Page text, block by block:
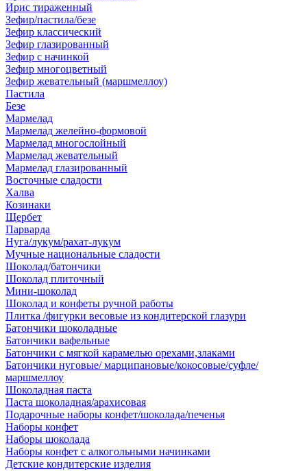
Ирис тираженный
Зефир/пастила/безе
Зефир классический
Зефир глазированный
Зефир с начинкой
Зефир многоцветный
Зефир жевательный (маршмеллоу)
Пастила
Безе
Мармелад
Мармелад желейно-формовой
Мармелад многослойный
Мармелад жевательный
Мармелад глазированный
Восточные сладости
Халва
Козинаки
Щербет
Парварда
Нуга/лукум/рахат-лукум
Мучные национальные сладости
Шоколад/батончики
Шоколад плиточный
Мини-шоколад
Шоколад и конфеты ручной работы
Плитка /фигурки весовые из кондитерской глазури
Батончики шоколадные
Батончики вафельные
Батончики с мягкой карамелью орехами,злаками
Батончики нуговые/ марципановые/кокосовые/суфле/
маршмеллоу
Шоколадная паста
Паста шоколадная/арахисовая
Подарочные наборы конфет/шоколада/печенья
Наборы конфет
Наборы шоколада
Наборы конфет с алкогольными начинками
Детские кондитерские изделия